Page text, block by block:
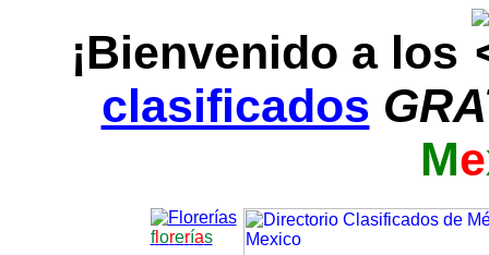
¡Bienvenido a los
clasificados
Me
florerías